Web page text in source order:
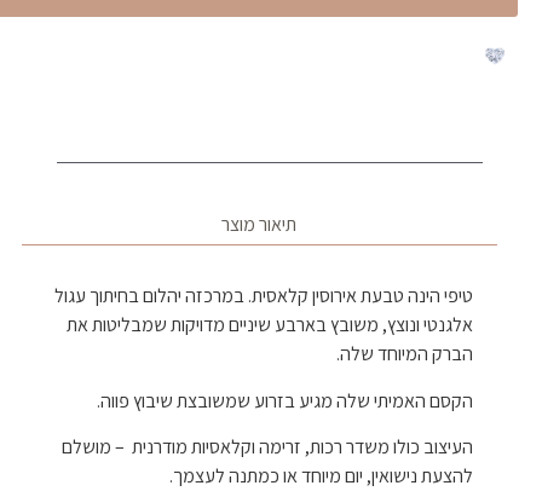
תיאור מוצר
טיפי הינה טבעת אירוסין קלאסית. במרכזה יהלום בחיתוך עגול
אלגנטי ונוצץ, משובץ בארבע שיניים מדויקות שמבליטות את
הברק המיוחד שלה.
הקסם האמיתי שלה מגיע בזרוע שמשובצת שיבוץ פווה.
העיצוב כולו משדר רכות, זרימה וקלאסיות מודרנית – מושלם
להצעת נישואין, יום מיוחד או כמתנה לעצמך.